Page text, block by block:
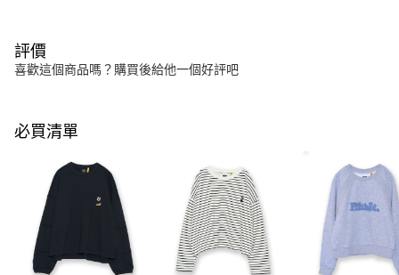
評價
喜歡這個商品嗎？購買後給他一個好評吧
必買清單